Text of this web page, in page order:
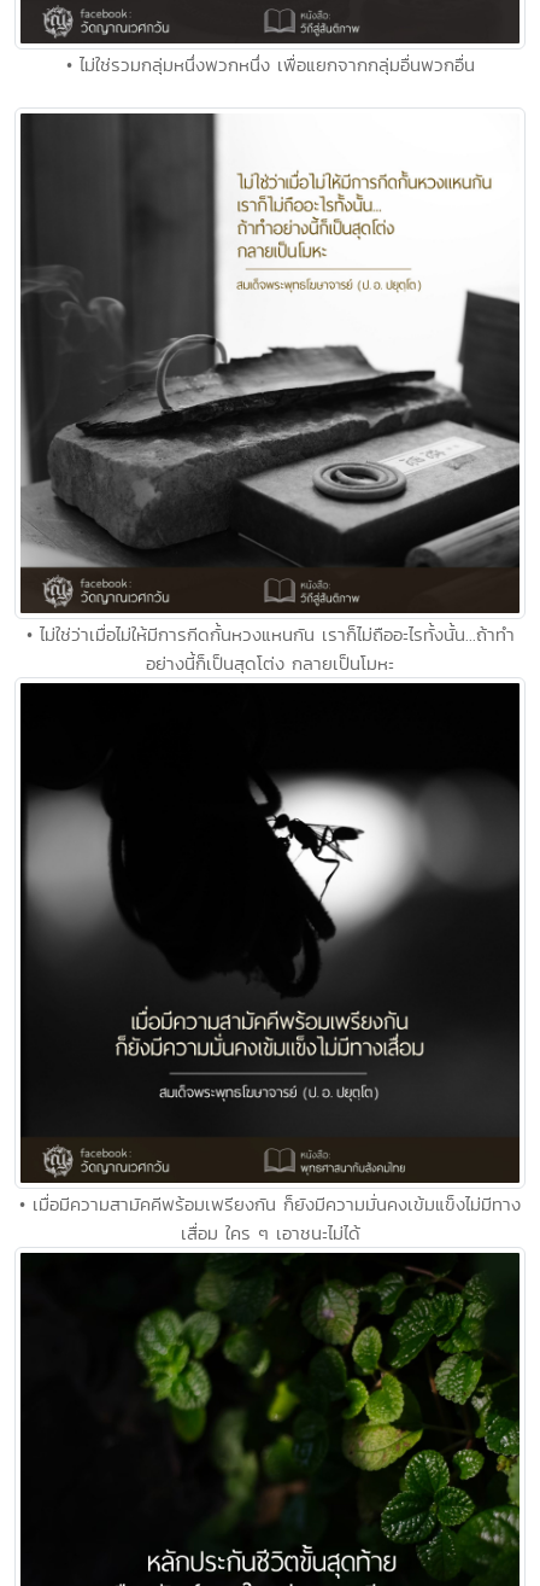
• ไม่ใช่รวมกลุ่มหนึ่งพวกหนึ่ง เพื่อแยกจากกลุ่มอื่นพวกอื่น
• ไม่ใช่ว่าเมื่อไม่ให้มีการกีดกั้นหวงแหนกัน เราก็ไม่ถืออะไรทั้งนั้น...ถ้าทำ
อย่างนี้ก็เป็นสุดโต่ง กลายเป็นโมหะ
• เมื่อมีความสามัคคีพร้อมเพรียงกัน ก็ยังมีความมั่นคงเข้มแข็งไม่มีทาง
เสื่อม ใคร ๆ เอาชนะไม่ได้